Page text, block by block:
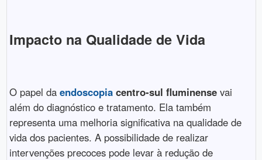
Impacto na Qualidade de Vida
O papel da endoscopiacentro-sul fluminensevai
além do diagnóstico e tratamento. Ela também
representa uma melhoria significativa na qualidade de
vida dos pacientes. A possibilidade de realizar
intervenções precoces pode levar à redução de